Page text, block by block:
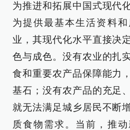
为推进和拓展中国式现代
为提供最基本生活资料
业，其现代化水平直接决
色与成色。没有农业的扎
食和重要农产品保障能力
基石；没有农产品的充足
就无法满足城乡居民不断
质食物需求。当前，推